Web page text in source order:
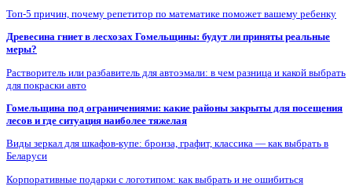
Топ-5 причин, почему репетитор по математике поможет вашему ребенку
Древесина гниет в лесхозах Гомельщины: будут ли приняты реальные
меры?
Растворитель или разбавитель для автоэмали: в чем разница и какой выбрать
для покраски авто
Гомельщина под ограничениями: какие районы закрыты для посещения
лесов и где ситуация наиболее тяжелая
Виды зеркал для шкафов-купе: бронза, графит, классика — как выбрать в
Беларуси
Корпоративные подарки с логотипом: как выбрать и не ошибиться